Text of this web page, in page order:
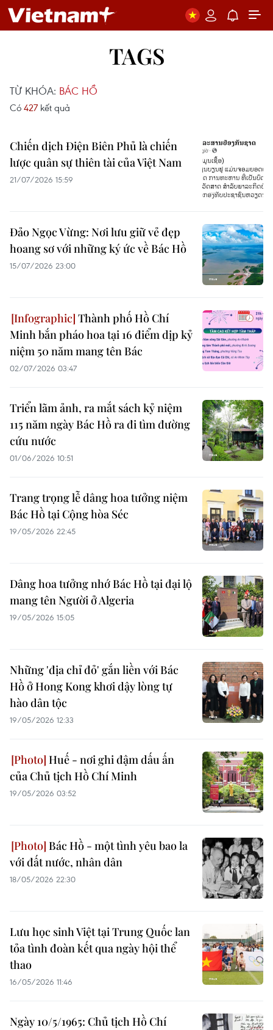
TAGS
TỪ KHÓA: BÁC HỒ
Có 427 kết quả
Chiến dịch Điện Biên Phủ là chiến
lược quân sự thiên tài của Việt Nam
21/07/2026 15:59
Đảo Ngọc Vừng: Nơi lưu giữ vẻ đẹp
hoang sơ với những ký ức về Bác Hồ
15/07/2026 23:00
Thành phố Hồ Chí
Minh bắn pháo hoa tại 16 điểm dịp kỷ
niệm 50 năm mang tên Bác
02/07/2026 03:47
Triển lãm ảnh, ra mắt sách kỷ niệm
115 năm ngày Bác Hồ ra đi tìm đường
cứu nước
01/06/2026 10:51
Trang trọng lễ dâng hoa tưởng niệm
Bác Hồ tại Cộng hòa Séc
19/05/2026 22:45
Dâng hoa tưởng nhớ Bác Hồ tại đại lộ
mang tên Người ở Algeria
19/05/2026 15:05
Những 'địa chỉ đỏ' gắn liền với Bác
Hồ ở Hong Kong khơi dậy lòng tự
hào dân tộc
19/05/2026 12:33
Huế - nơi ghi đậm dấu ấn
của Chủ tịch Hồ Chí Minh
19/05/2026 03:52
Bác Hồ - một tình yêu bao la
với đất nước, nhân dân
18/05/2026 22:30
Lưu học sinh Việt tại Trung Quốc lan
tỏa tình đoàn kết qua ngày hội thể
thao
16/05/2026 11:46
Ngày 10/5/1965: Chủ tịch Hồ Chí